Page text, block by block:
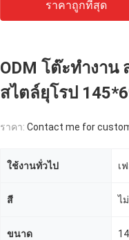
ราคาถูกที่สุด
ODM โต๊ะทำงาน
สไตล์ยุโรป
ราคา: Contact me for
ใช้งานทั่วไป เ
สี ไ
ขนาด